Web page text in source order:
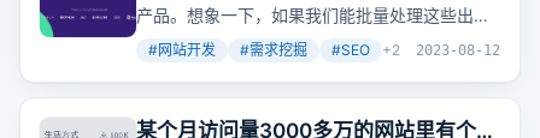
产品。想象一下，如果我们能批量处理这些出站
域名，查询它们的注册时间、流量数据和历史页
那些正在推广中的新网站？
#网站开发 #需求挖掘 #SEO +2 2023-08-12
某个月访问量3000多万的网站里有个月